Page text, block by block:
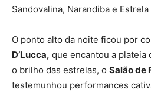
Sandovalina, Narandiba e
O ponto alto da noite ficou por
D’Lucca, que encantou a plateia
o brilho das estrelas, o Salão de
testemunhou performances